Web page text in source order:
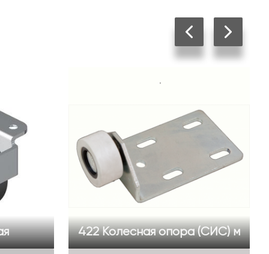
422 Колесная опора (СИС) м